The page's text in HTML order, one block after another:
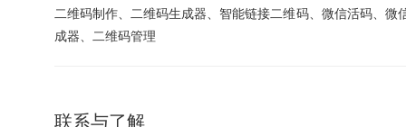
二维码制作、二维码生成器、智能链接二维码、微信活码、
成器、二维码管理
联系与了解